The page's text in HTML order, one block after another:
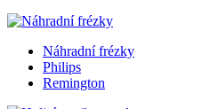
Náhradní frézky
Philips
Remington